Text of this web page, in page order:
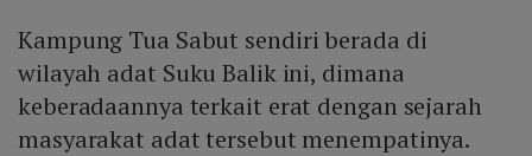
Kampung Tua Sabut sendiri berada di
wilayah adat Suku Balik ini, dimana
keberadaannya terkait erat dengan sejarah
masyarakat adat tersebut menempatinya.